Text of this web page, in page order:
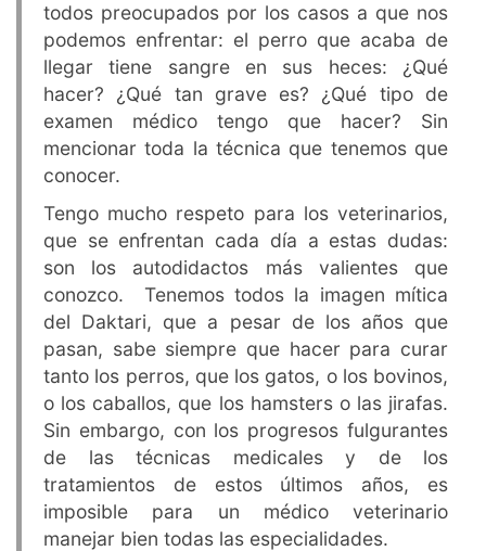
todos preocupados por los casos a que nos
podemos enfrentar: el perro que acaba de
llegar tiene sangre en sus heces: ¿Qué
hacer? ¿Qué tan grave es? ¿Qué tipo de
examen médico tengo que hacer? Sin
mencionar toda la técnica que tenemos que
conocer.
Tengo mucho respeto para los veterinarios,
que se enfrentan cada día a estas dudas:
son los autodidactos más valientes que
conozco. Tenemos todos la imagen mítica
del Daktari, que a pesar de los años que
pasan, sabe siempre que hacer para curar
tanto los perros, que los gatos, o los bovinos,
o los caballos, que los hamsters o las jirafas.
Sin embargo, con los progresos fulgurantes
de las técnicas medicales y de los
tratamientos de estos últimos años, es
imposible para un médico veterinario
manejar bien todas las especialidades.